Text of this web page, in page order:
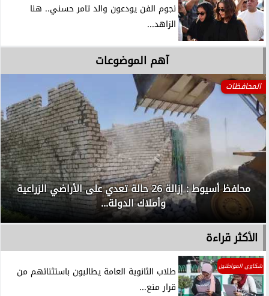
نجوم الفن يودعون والد تامر حسني.. هنا
الزاهد...
آهم الموضوعات
المحافظات
محافظ أسيوط : إزالة 26 حالة تعدي على الأراضي الزراعية
وأملاك الدولة...
الأكثر قراءة
شكاوي المواطنين
طلاب الثانوية العامة يطالبون باستثنائهم من
قرار منع...